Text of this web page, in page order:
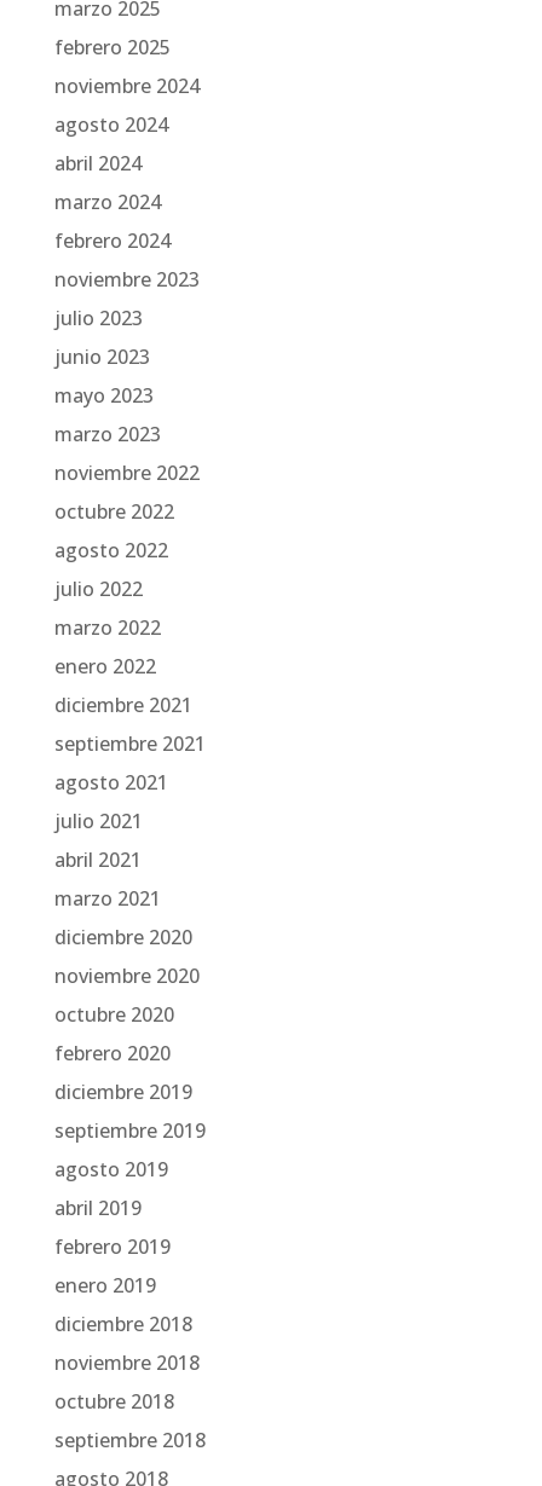
marzo 2025
febrero 2025
noviembre 2024
agosto 2024
abril 2024
marzo 2024
febrero 2024
noviembre 2023
julio 2023
junio 2023
mayo 2023
marzo 2023
noviembre 2022
octubre 2022
agosto 2022
julio 2022
marzo 2022
enero 2022
diciembre 2021
septiembre 2021
agosto 2021
julio 2021
abril 2021
marzo 2021
diciembre 2020
noviembre 2020
octubre 2020
febrero 2020
diciembre 2019
septiembre 2019
agosto 2019
abril 2019
febrero 2019
enero 2019
diciembre 2018
noviembre 2018
octubre 2018
septiembre 2018
agosto 2018